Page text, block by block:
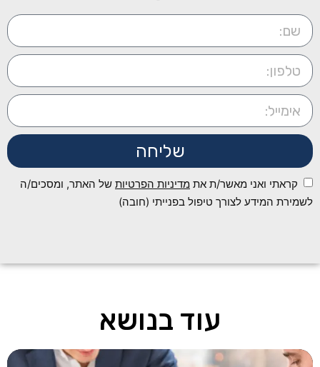
שליחה
קראתי ואני מאשר/ת את מדיניות הפרטיות של האתר, ומסכים/ה
לשמירת המידע לצורך טיפול בפנייתי (חובה)
עוד בנושא